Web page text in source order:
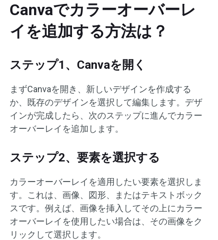
Canvaでカラーオーバーレ
イを追加する方法は？
ステップ1、Canvaを開く
まずCanvaを開き、新しいデザインを作成する
か、既存のデザインを選択して編集します。デザ
インが完成したら、次のステップに進んでカラー
オーバーレイを追加します。
ステップ2、要素を選択する
カラーオーバーレイを適用したい要素を選択しま
す。これは、画像、図形、またはテキストボック
スです。例えば、画像を挿入してその上にカラー
オーバーレイを使用したい場合は、その画像をク
リックして選択します。